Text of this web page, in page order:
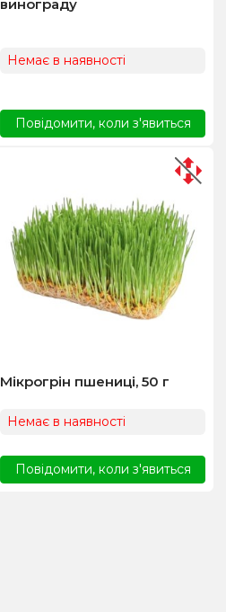
винограду
Немає в наявності
Повідомити, коли з'явиться
Мікрогрін пшениці, 50 г
Немає в наявності
Повідомити, коли з'явиться